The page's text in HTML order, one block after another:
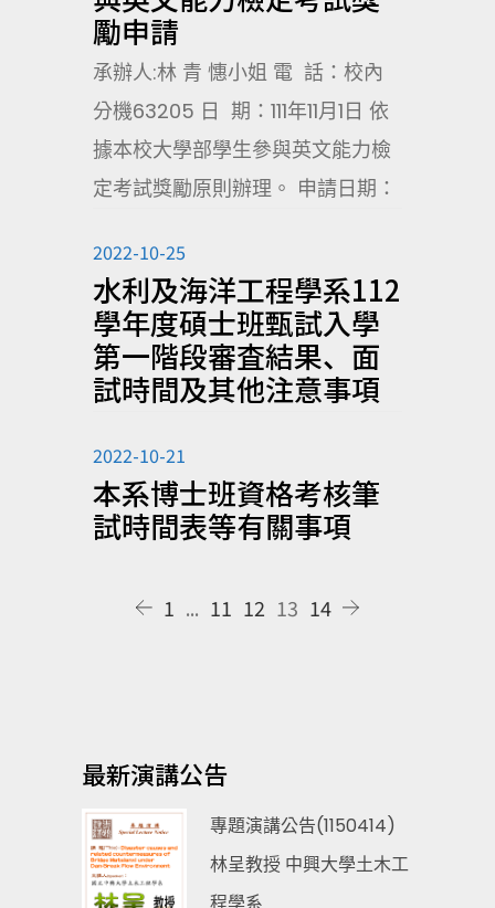
勵申請
承辦人:林 青 憓小姐 電 話：校內
分機63205 日 期：111年11月1日 依
據本校大學部學生參與英文能力檢
定考試獎勵原則辦理。 申請日期：
2022-10-25
水利及海洋工程學系112
學年度碩士班甄試入學
第一階段審査結果、面
試時間及其他注意事項
2022-10-21
本系博士班資格考核筆
試時間表等有關事項
1 ... 11 12 13 14
最新演講公告
專題演講公告(1150414)
林呈教授 中興大學土木工